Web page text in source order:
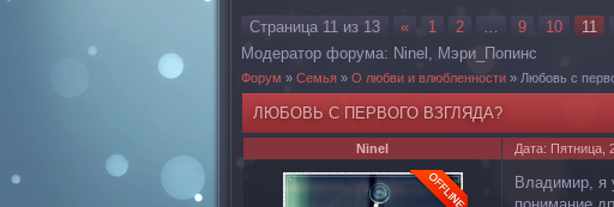
Страница 11 из 13 « 1 2 … 9 10 11
Модератор форума: Ninel , Мэри_Попинс
Форум » Семья » О любви и влюбленности » Любовь с
ЛЮБОВЬ С ПЕРВОГО ВЗГЛЯДА?
Ninel Дата: Пятница,
Владимир, я